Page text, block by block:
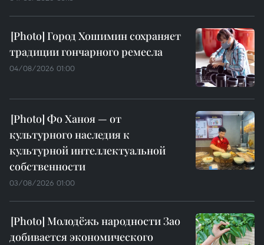
Город Хошимин сохраняет
традиции гончарного ремесла
04/08/2026 01:00
Фо Ханоя — от
культурного наследия к
культурной интеллектуальной
собственности
03/08/2026 01:00
Молодёжь народности Зао
добивается экономического